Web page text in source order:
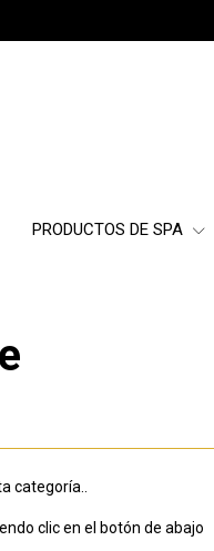
PRODUCTOS DE SPA
categoría..
clic en el botón de abajo